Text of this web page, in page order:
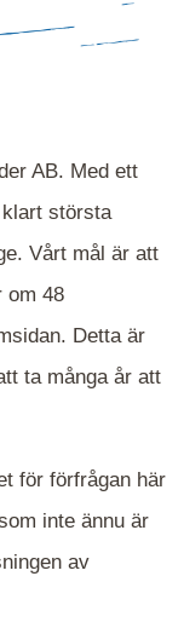
är det
komma
klicka på
AB. Med ett
största
Vårt mål är att
om 48
Detta är
ta många år att
för förfrågan här
inte ännu är
av